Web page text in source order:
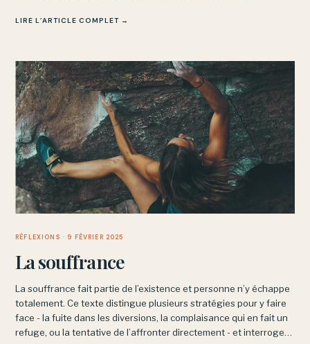
LIRE L’ARTICLE COMPLET →
RÉFLEXIONS · 9 FÉVRIER 2025
La souffrance
La souffrance fait partie de l’existence et personne n’y échappe
totalement. Ce texte distingue plusieurs stratégies pour y faire
face - la fuite dans les diversions, la complaisance qui en fait un
refuge, ou la tentative de l’affronter directement - et interroge